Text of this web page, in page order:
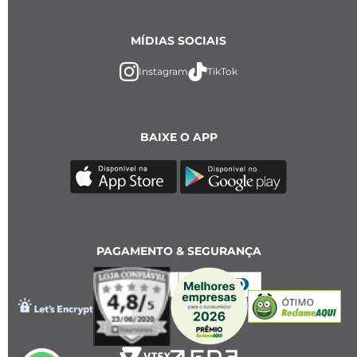
BAIXE O APP
MÍDIAS SOCIAIS
Instagram TikTok
PAGAMENTO & SEGURANÇA